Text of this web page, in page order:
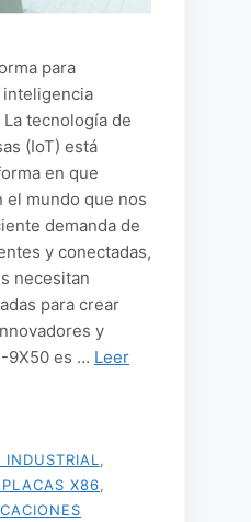
para
inteligencia
tecnología de
(IoT) está
en que
el mundo que nos
demanda de
y conectadas,
necesitan
para crear
y
9X50 es … Leer
X86